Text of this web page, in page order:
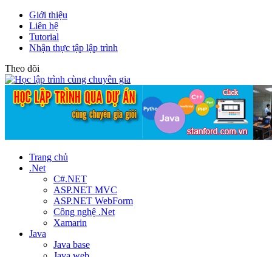
Giới thiệu
Liên hệ
Tutorial
Nhận thực tập lập trình
Theo dõi
Trang chủ
.Net
C#.NET
ASP.NET MVC
ASP.NET WebForm
Công nghệ .Net
Xamarin
Java
Java base